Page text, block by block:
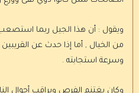
ويقول : أن هذا الجيل ربما استصعب
من الخيال , أما إذا حدث عن
وسرعة استجابته .
وكان يغتنم الفرص ويراقب أحوال